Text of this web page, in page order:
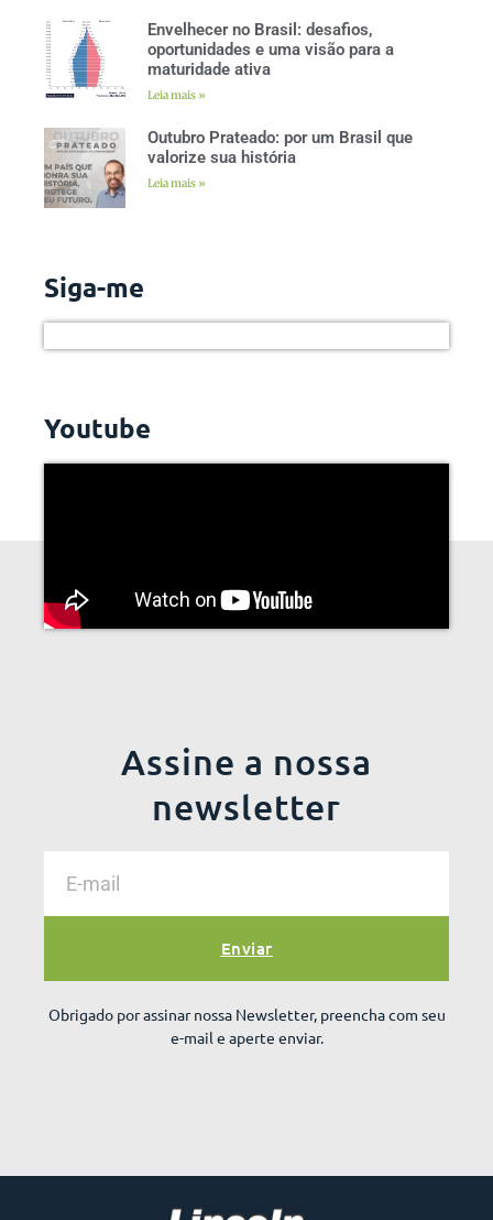
Envelhecer no Brasil: desafios,
oportunidades e uma visão para a
maturidade ativa
Leia mais »
Outubro Prateado: por um Brasil que
valorize sua história
Leia mais »
Siga-me
Youtube
Assine a nossa
newsletter
Enviar
Obrigado por assinar nossa Newsletter, preencha com seu
e-mail e aperte enviar.